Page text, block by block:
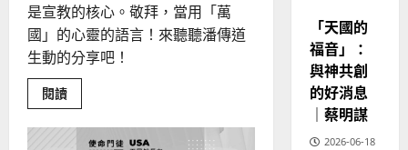
是宣教的核心。敬拜，當用「萬
國」的心靈的語言！來聽聽潘傳道
生動的分享吧！
閱讀Read
more
民
「天國的
福音」：
與神共創
的好消息
｜蔡明謀
2026-06-18